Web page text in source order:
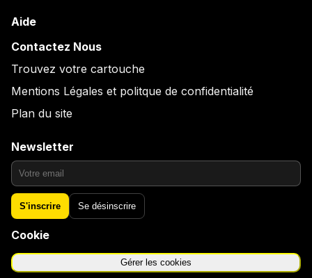
Aide
Contactez Nous
Trouvez votre cartouche
Mentions Légales et politque de confidentialité
Plan du site
Newsletter
S'inscrire Se désinscrire
Cookie
Gérer les cookies